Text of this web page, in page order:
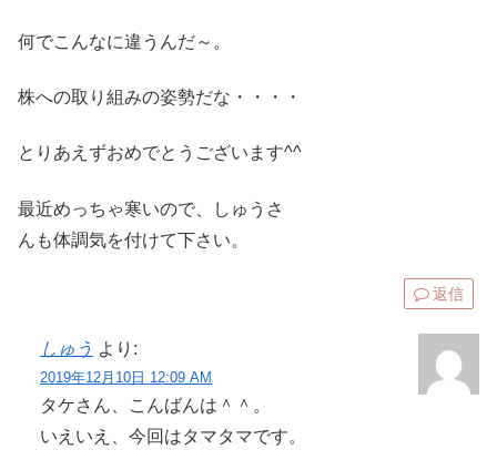
何でこんなに違うんだ～。
株への取り組みの姿勢だな・・・・
とりあえずおめでとうございます^^
最近めっちゃ寒いので、しゅうさ
んも体調気を付けて下さい。
返信
しゅう より:
2019年12月10日 12:09 AM
タケさん、こんばんは＾＾。
いえいえ、今回はタマタマです。